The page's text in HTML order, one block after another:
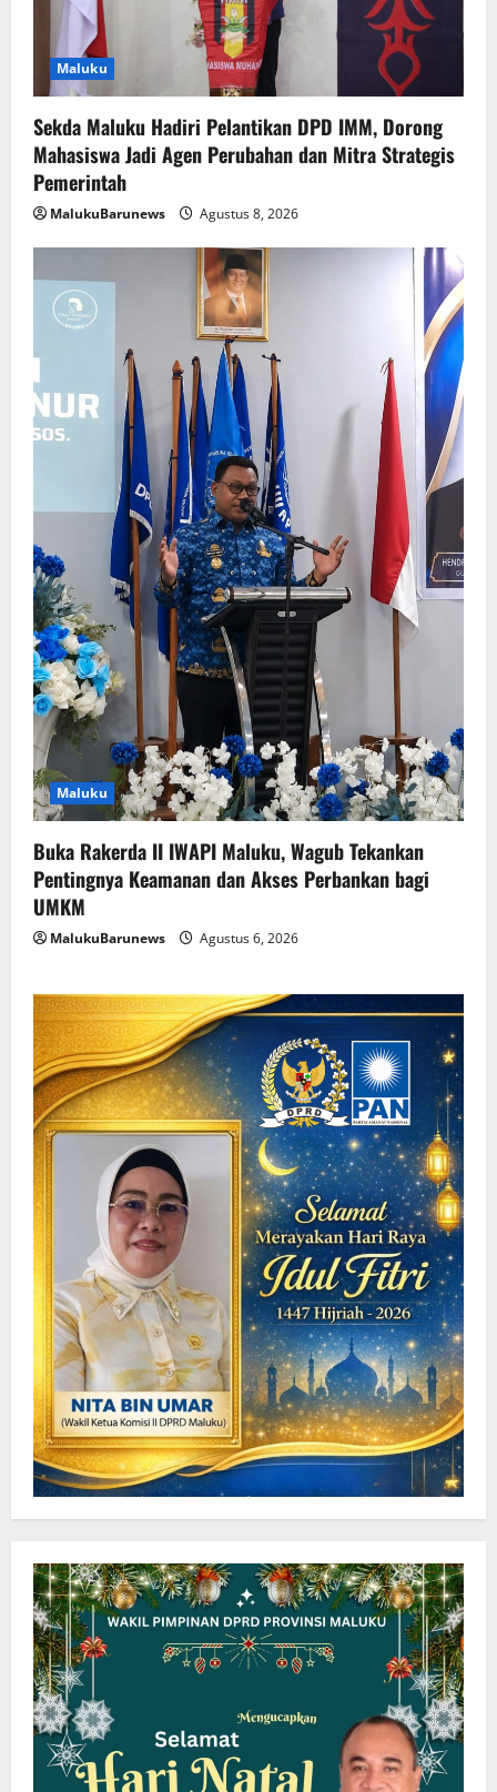
Maluku
Sekda Maluku Hadiri Pelantikan DPD IMM, Dorong
Mahasiswa Jadi Agen Perubahan dan Mitra Strategis
Pemerintah
MalukuBarunews Agustus 8, 2026
Maluku
Buka Rakerda II IWAPI Maluku, Wagub Tekankan
Pentingnya Keamanan dan Akses Perbankan bagi
UMKM
MalukuBarunews Agustus 6, 2026